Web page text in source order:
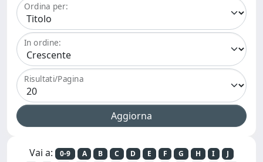
Ordina per:
In ordine:
Risultati/Pagina
Vai a: 0-9 A B C D E F G H I
J